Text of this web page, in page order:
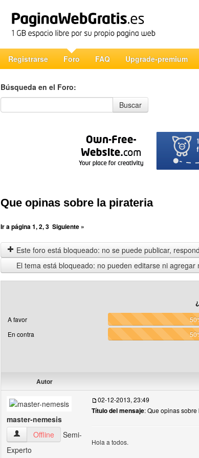
Registrarse Foro FAQ Upgrade-premium
Búsqueda en el Foro:
Búsqueda en el Foro
Buscar
Que opinas sobre la pirateria
Ir a página1,2,3 Siguiente »
Este foro está bloqueado: no se puede publicar,
El tema está bloqueado: no pueden editarse ni agregar
A favor
En contra
Autor
master-nemesis
master-nemesis Ver perfil del usuario
Offline
Semi-
Experto
02-12-2013, 23:49
Título del mensaje: Que opinas
Hola a todos.